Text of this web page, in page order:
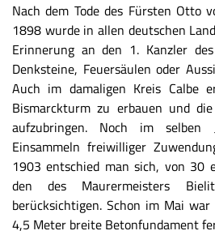
Nach dem Tode des Fürsten Otto
1898 wurde in allen deutschen
Erinnerung an den 1. Kanzler
Denksteine, Feuersäulen oder
Auch im damaligen Kreis Calbe
Bismarckturm zu erbauen und
aufzubringen. Noch im
Einsammeln freiwilliger
1903 entschied man sich, von 30
den des Maurermeisters
berücksichtigen. Schon im Mai
4,5 Meter breite Betonfundament